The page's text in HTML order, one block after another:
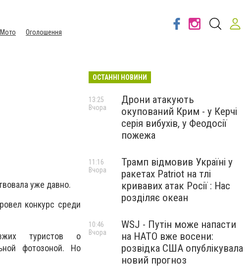
Оголошення
уже давно.
конкурс среди
туристов о
фотозоной. Но
ОСТАННІ НОВИНИ
Дрони атакують
окупований Крим - у Керчі
серія вибухів, у Феодосії
пожежа
13:25
Вчора
Трамп відмовив Україні у
ракетах Patriot на тлі
кривавих атак Росії : Нас
розділяє океан
11:16
Вчора
WSJ - Путін може напасти
на НАТО вже восени:
розвідка США опублікувала
новий прогноз
10:46
Вчора